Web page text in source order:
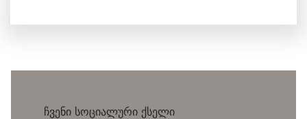
ჩვენი სოციალური ქსელი